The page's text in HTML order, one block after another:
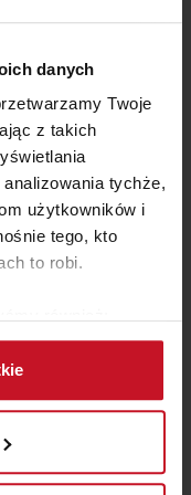
danych
Twoje
z takich
tychże,
użytkowników i
tego, kto
to robi.
lokalizacji
do kilku metrów
aktywnie
palca)
Twoje osobiste